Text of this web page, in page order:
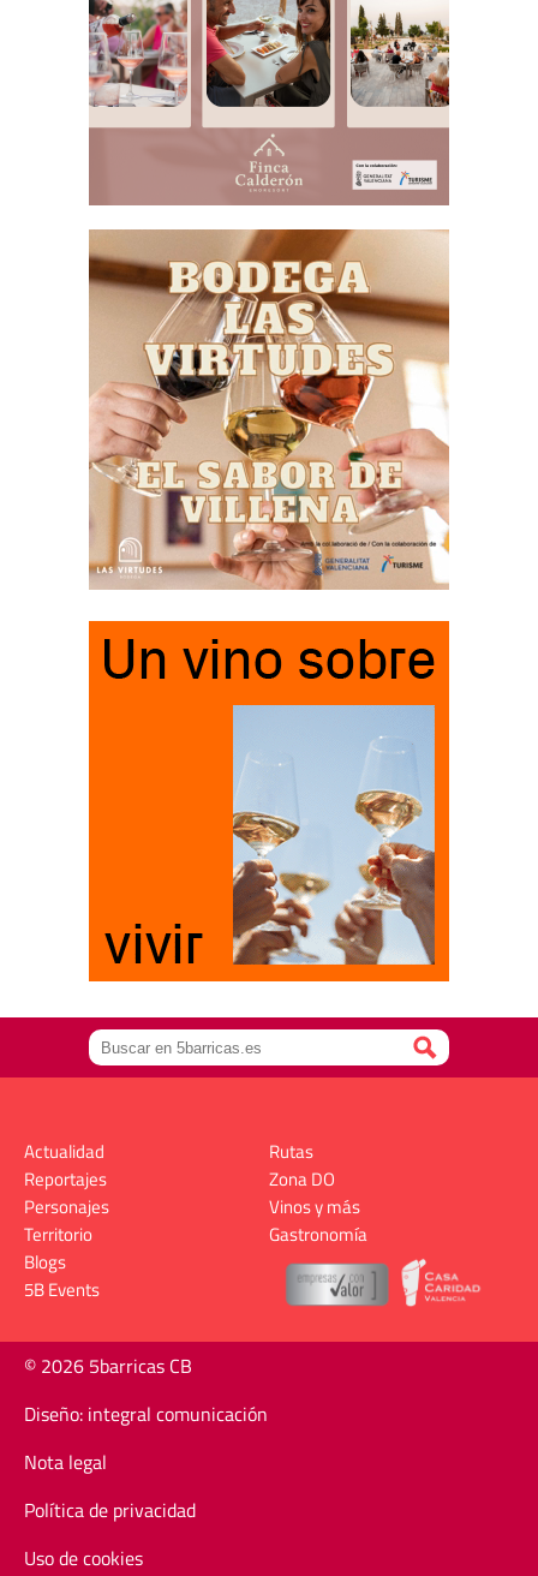
Actualidad
Reportajes
Personajes
Territorio
Rutas
Zona DO
Vinos y más
Gastronomía
Blogs
5B Events
© 2026 5barricas CB
Diseño: integral comunicación
Nota legal
Política de privacidad
Uso de cookies